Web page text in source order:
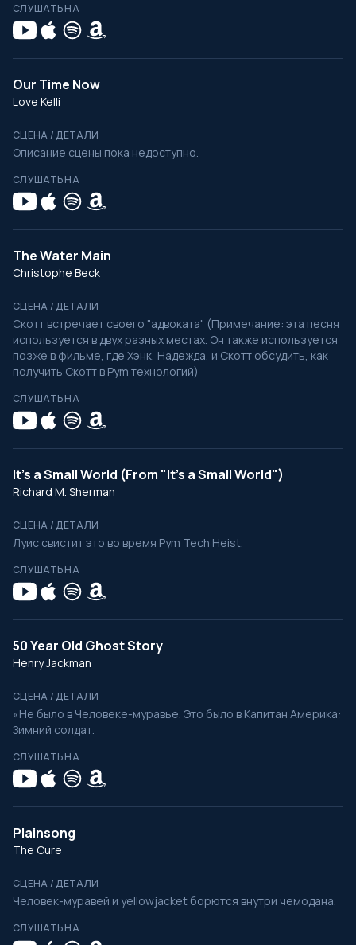
СЛУШАТЬ НА
Our Time Now
Love Kelli
СЦЕНА / ДЕТАЛИ
Описание сцены пока недоступно.
СЛУШАТЬ НА
The Water Main
Christophe Beck
СЦЕНА / ДЕТАЛИ
Скотт встречает своего "адвоката" (Примечание: эта песня
используется в двух разных местах. Он также используется
позже в фильме, где Хэнк, Надежда, и Скотт обсудить, как
получить Скотт в Pym технологий)
СЛУШАТЬ НА
It's a Small World (From "It's a Small World")
Richard M. Sherman
СЦЕНА / ДЕТАЛИ
Луис свистит это во время Pym Tech Heist.
СЛУШАТЬ НА
50 Year Old Ghost Story
Henry Jackman
СЦЕНА / ДЕТАЛИ
«Не было в Человеке-муравье. Это было в Капитан Америка:
Зимний солдат.
СЛУШАТЬ НА
Plainsong
The Cure
СЦЕНА / ДЕТАЛИ
Человек-муравей и yellowjacket борются внутри чемодана.
СЛУШАТЬ НА